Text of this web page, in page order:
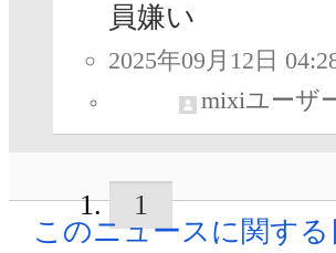
員嫌い
2025年09月12日
mixiユーザ
1
このニュースに関す